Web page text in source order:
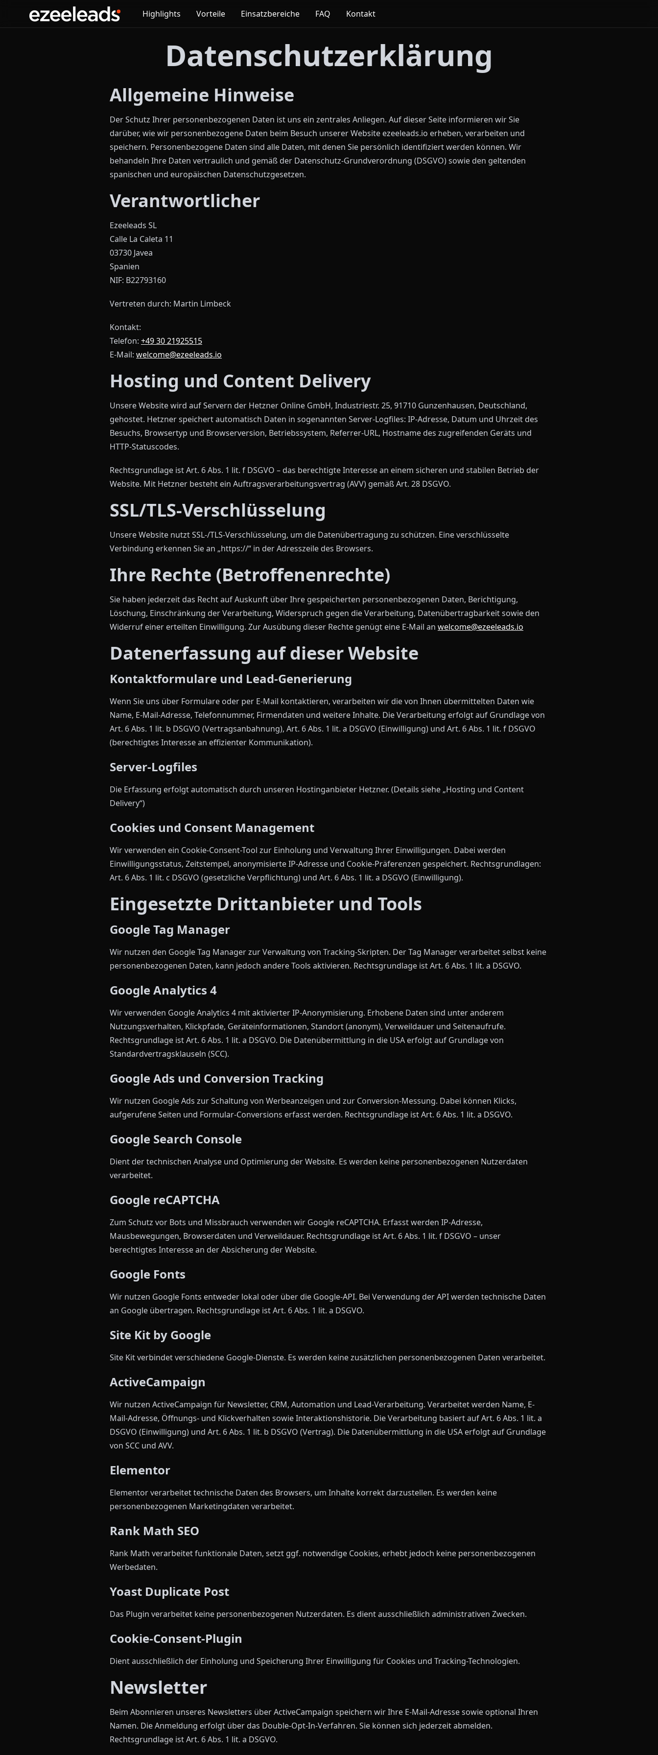
Highlights Vorteile Einsatzbereiche FAQ Kontakt
Datenschutzerklärung
Allgemeine Hinweise
Der Schutz Ihrer personenbezogenen Daten ist uns ein zentrales Anliegen. Auf dieser Seite informieren wir Sie
darüber, wie wir personenbezogene Daten beim Besuch unserer Website ezeeleads.io erheben, verarbeiten und
speichern. Personenbezogene Daten sind alle Daten, mit denen Sie persönlich identifiziert werden können. Wir
behandeln Ihre Daten vertraulich und gemäß der Datenschutz-Grundverordnung (DSGVO) sowie den geltenden
spanischen und europäischen Datenschutzgesetzen.
Verantwortlicher
Ezeeleads SL
Calle La Caleta 11
03730 Javea
Spanien
NIF: B22793160
Vertreten durch: Martin Limbeck
Kontakt:
Telefon: +49 30 21925515
E-Mail: welcome@ezeeleads.io
Hosting und Content Delivery
Unsere Website wird auf Servern der Hetzner Online GmbH, Industriestr. 25, 91710 Gunzenhausen, Deutschland,
gehostet. Hetzner speichert automatisch Daten in sogenannten Server-Logfiles: IP-Adresse, Datum und Uhrzeit des
Besuchs, Browsertyp und Browserversion, Betriebssystem, Referrer-URL, Hostname des zugreifenden Geräts und
HTTP-Statuscodes.
Rechtsgrundlage ist Art. 6 Abs. 1 lit. f DSGVO – das berechtigte Interesse an einem sicheren und stabilen Betrieb der
Website. Mit Hetzner besteht ein Auftragsverarbeitungsvertrag (AVV) gemäß Art. 28 DSGVO.
SSL/TLS-Verschlüsselung
Unsere Website nutzt SSL-/TLS-Verschlüsselung, um die Datenübertragung zu schützen. Eine verschlüsselte
Verbindung erkennen Sie an „https://“ in der Adresszeile des Browsers.
Ihre Rechte (Betroffenenrechte)
Sie haben jederzeit das Recht auf Auskunft über Ihre gespeicherten personenbezogenen Daten, Berichtigung,
Löschung, Einschränkung der Verarbeitung, Widerspruch gegen die Verarbeitung, Datenübertragbarkeit sowie den
Widerruf einer erteilten Einwilligung. Zur Ausübung dieser Rechte genügt eine E-Mail an welcome@ezeeleads.io
Datenerfassung auf dieser Website
Kontaktformulare und Lead-Generierung
Wenn Sie uns über Formulare oder per E-Mail kontaktieren, verarbeiten wir die von Ihnen übermittelten Daten wie
Name, E-Mail-Adresse, Telefonnummer, Firmendaten und weitere Inhalte. Die Verarbeitung erfolgt auf Grundlage von
Art. 6 Abs. 1 lit. b DSGVO (Vertragsanbahnung), Art. 6 Abs. 1 lit. a DSGVO (Einwilligung) und Art. 6 Abs. 1 lit. f DSGVO
(berechtigtes Interesse an effizienter Kommunikation).
Server-Logfiles
Die Erfassung erfolgt automatisch durch unseren Hostinganbieter Hetzner. (Details siehe „Hosting und Content
Delivery“)
Cookies und Consent Management
Wir verwenden ein Cookie-Consent-Tool zur Einholung und Verwaltung Ihrer Einwilligungen. Dabei werden
Einwilligungsstatus, Zeitstempel, anonymisierte IP-Adresse und Cookie-Präferenzen gespeichert. Rechtsgrundlagen:
Art. 6 Abs. 1 lit. c DSGVO (gesetzliche Verpflichtung) und Art. 6 Abs. 1 lit. a DSGVO (Einwilligung).
Eingesetzte Drittanbieter und Tools
Google Tag Manager
Wir nutzen den Google Tag Manager zur Verwaltung von Tracking-Skripten. Der Tag Manager verarbeitet selbst keine
personenbezogenen Daten, kann jedoch andere Tools aktivieren. Rechtsgrundlage ist Art. 6 Abs. 1 lit. a DSGVO.
Google Analytics 4
Wir verwenden Google Analytics 4 mit aktivierter IP-Anonymisierung. Erhobene Daten sind unter anderem
Nutzungsverhalten, Klickpfade, Geräteinformationen, Standort (anonym), Verweildauer und Seitenaufrufe.
Rechtsgrundlage ist Art. 6 Abs. 1 lit. a DSGVO. Die Datenübermittlung in die USA erfolgt auf Grundlage von
Standardvertragsklauseln (SCC).
Google Ads und Conversion Tracking
Wir nutzen Google Ads zur Schaltung von Werbeanzeigen und zur Conversion-Messung. Dabei können Klicks,
aufgerufene Seiten und Formular-Conversions erfasst werden. Rechtsgrundlage ist Art. 6 Abs. 1 lit. a DSGVO.
Google Search Console
Dient der technischen Analyse und Optimierung der Website. Es werden keine personenbezogenen Nutzerdaten
verarbeitet.
Google reCAPTCHA
Zum Schutz vor Bots und Missbrauch verwenden wir Google reCAPTCHA. Erfasst werden IP-Adresse,
Mausbewegungen, Browserdaten und Verweildauer. Rechtsgrundlage ist Art. 6 Abs. 1 lit. f DSGVO – unser
berechtigtes Interesse an der Absicherung der Website.
Google Fonts
Wir nutzen Google Fonts entweder lokal oder über die Google-API. Bei Verwendung der API werden technische Daten
an Google übertragen. Rechtsgrundlage ist Art. 6 Abs. 1 lit. a DSGVO.
Site Kit by Google
Site Kit verbindet verschiedene Google-Dienste. Es werden keine zusätzlichen personenbezogenen Daten verarbeitet.
ActiveCampaign
Wir nutzen ActiveCampaign für Newsletter, CRM, Automation und Lead-Verarbeitung. Verarbeitet werden Name, E-
Mail-Adresse, Öffnungs- und Klickverhalten sowie Interaktionshistorie. Die Verarbeitung basiert auf Art. 6 Abs. 1 lit. a
DSGVO (Einwilligung) und Art. 6 Abs. 1 lit. b DSGVO (Vertrag). Die Datenübermittlung in die USA erfolgt auf Grundlage
von SCC und AVV.
Elementor
Elementor verarbeitet technische Daten des Browsers, um Inhalte korrekt darzustellen. Es werden keine
personenbezogenen Marketingdaten verarbeitet.
Rank Math SEO
Rank Math verarbeitet funktionale Daten, setzt ggf. notwendige Cookies, erhebt jedoch keine personenbezogenen
Werbedaten.
Yoast Duplicate Post
Das Plugin verarbeitet keine personenbezogenen Nutzerdaten. Es dient ausschließlich administrativen Zwecken.
Cookie-Consent-Plugin
Dient ausschließlich der Einholung und Speicherung Ihrer Einwilligung für Cookies und Tracking-Technologien.
Newsletter
Beim Abonnieren unseres Newsletters über ActiveCampaign speichern wir Ihre E-Mail-Adresse sowie optional Ihren
Namen. Die Anmeldung erfolgt über das Double-Opt-In-Verfahren. Sie können sich jederzeit abmelden.
Rechtsgrundlage ist Art. 6 Abs. 1 lit. a DSGVO.